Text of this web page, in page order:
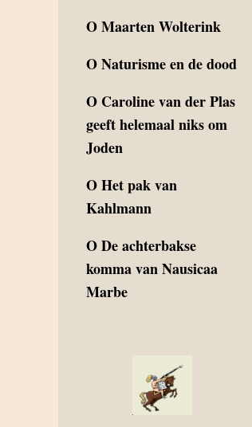
OMaarten Wolterink
ONaturisme en de dood
O Caroline van der Plas
geeft helemaal niks om
Joden
OHet pak van
Kahlmann
ODe achterbakse
komma van Nausicaa
Marbe